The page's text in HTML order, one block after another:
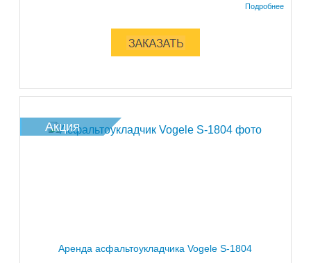
Акция
Аренда асфальтоукладчика Vogele S-1804